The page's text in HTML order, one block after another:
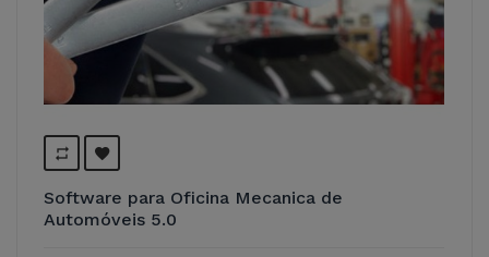
Software para Oficina Mecanica de
Automóveis 5.0